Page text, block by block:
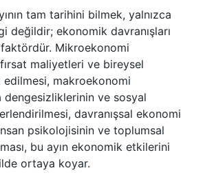
tam tarihini bilmek, yalnızca
değildir; ekonomik davranışları
Mikroekonomi
maliyetleri ve bireysel
makroekonomi
dengesizliklerinin ve sosyal
davranışsal ekonomi
psikolojisinin ve toplumsal
bu ayın ekonomik etkilerini
ortaya koyar.